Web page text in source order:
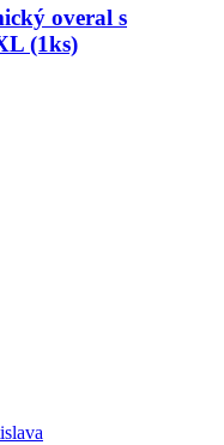
overal s
(1ks)